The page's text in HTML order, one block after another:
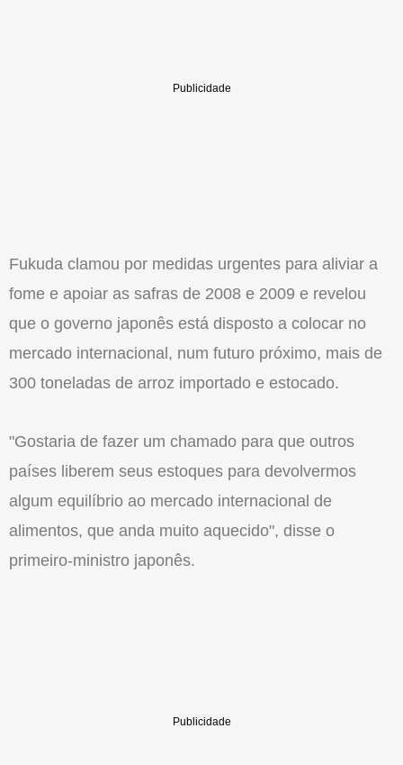
Fukuda clamou por medidas urgentes para aliviar a
fome e apoiar as safras de 2008 e 2009 e revelou
que o governo japonês está disposto a colocar no
mercado internacional, num futuro próximo, mais de
300 toneladas de arroz importado e estocado.
"Gostaria de fazer um chamado para que outros
países liberem seus estoques para devolvermos
algum equilíbrio ao mercado internacional de
alimentos, que anda muito aquecido", disse o
primeiro-ministro japonês.